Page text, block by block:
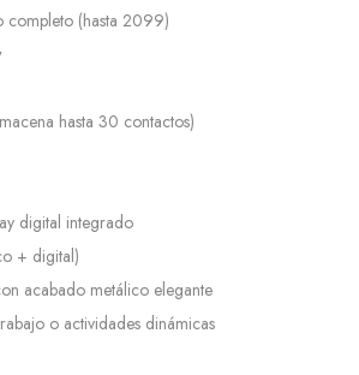
completo (hasta 2099)
hasta 30 contactos)
digital integrado
+ digital)
acabado metálico elegante
o actividades dinámicas